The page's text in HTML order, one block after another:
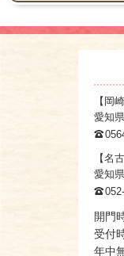
【岡
愛知
【名
愛知
開門
受付
年中